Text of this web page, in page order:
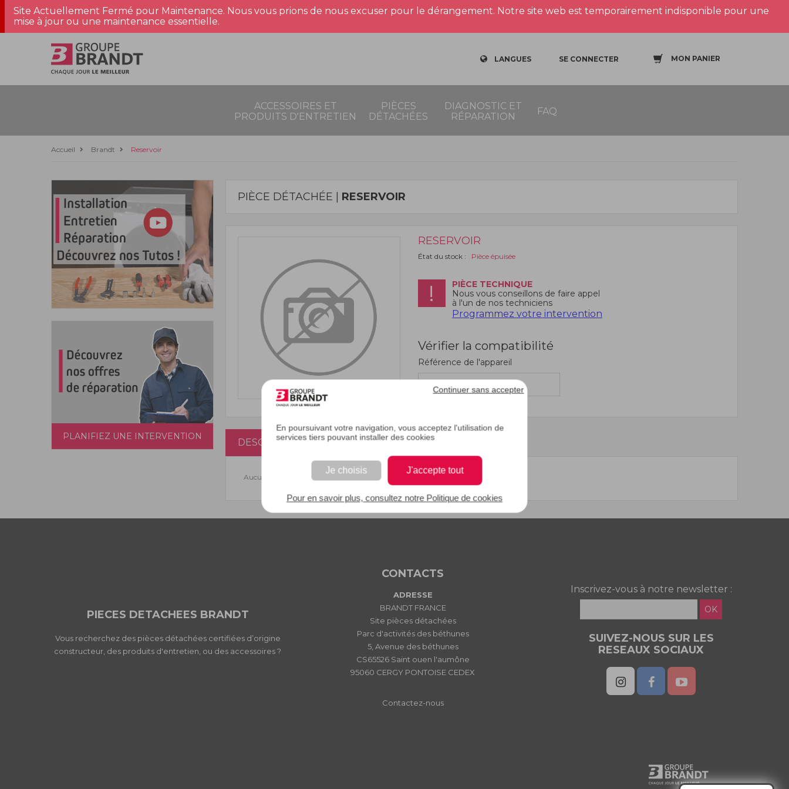
En poursuivant votre navigation, vous acceptez l'utilisation de
services tiers pouvant installer des cookies
Je choisis J'accepte tout
Continuer sans accepter
Pour en savoir plus, consultez notre Politique de cookies
Site Actuellement Fermé pour Maintenance. Nous vous prions de nous excuser pour le dérangement. Notre site web est temporairement indisponible pour une
mise à jour ou une maintenance essentielle.
LANGUES SE CONNECTER MON PANIER
ACCESSOIRES ET
PRODUITS D'ENTRETIEN
PIÈCES
DÉTACHÉES
DIAGNOSTIC ET
RÉPARATION
FAQ
Accueil Brandt Reservoir
PLANIFIEZ UNE INTERVENTION
PIÈCE DÉTACHÉE | RESERVOIR
RESERVOIR
État du stock : Pièce épuisée
PIÈCE TECHNIQUE
Nous vous conseillons de faire appel
à l'un de nos techniciens
Programmez votre intervention
Vérifier la compatibilité
Référence de l'appareil
DESCRIPTION
Aucune description.
PIECES DETACHEES BRANDT
Vous recherchez des pièces détachées certifiées d’origine
constructeur, des produits d'entretien, ou des accessoires ?
CONTACTS
ADRESSE
BRANDT FRANCE
Site pièces détachées
Parc d'activités des béthunes
5, Avenue des béthunes
CS65526 Saint ouen l'aumône
95060 CERGY PONTOISE CEDEX
Contactez-nous
Inscrivez-vous à notre newsletter :
OK
SUIVEZ-NOUS SUR LES
RESEAUX SOCIAUX